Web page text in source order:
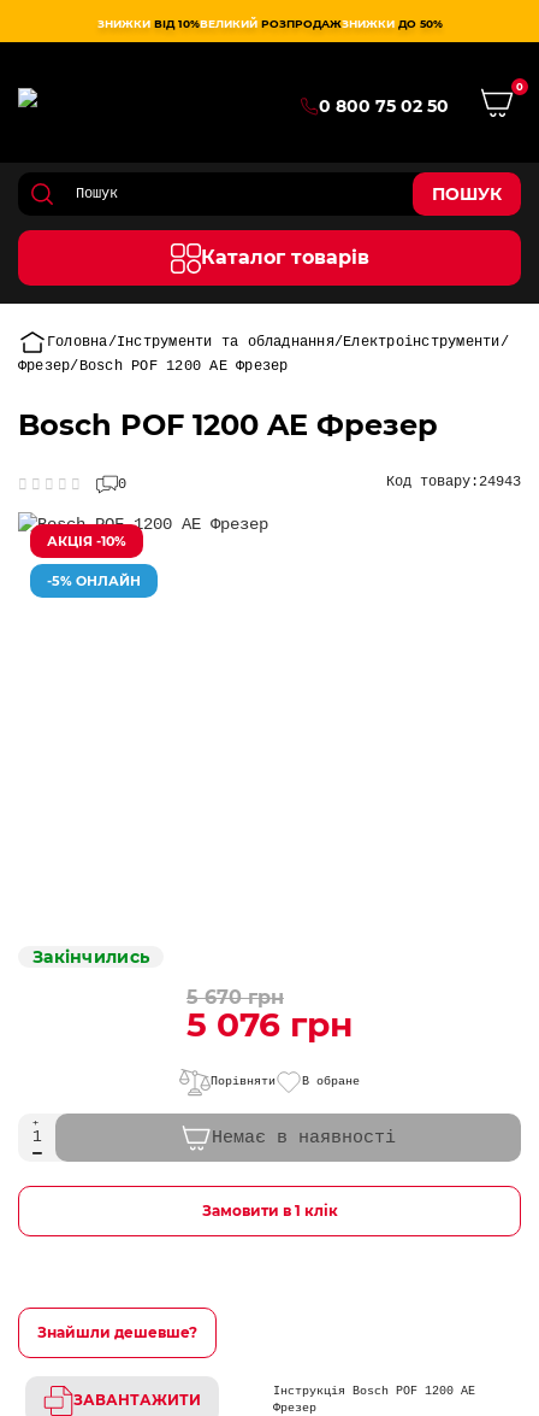
ЗНИЖКИ ВІД 10%ВЕЛИКИЙ РОЗПРОДАЖЗНИЖКИ ДО 50%
0 800 75 02 50
0
ПОШУК
Каталог товарів
Головна Інструменти та обладнання
Електроінструменти
Фрезер
Bosch POF 1200 AE Фрезер
Bosch POF 1200 AE Фрезер
0 Код товару:24943
АКЦІЯ -10%
-5% ОНЛАЙН
Закінчились
5 670 грн
5 076 грн
Порівняти В обране
Немає в наявності
Замовити в 1 клік
Знайшли дешевше?
ЗАВАНТАЖИТИ
Інструкція Bosch POF 1200 AE
Фрезер